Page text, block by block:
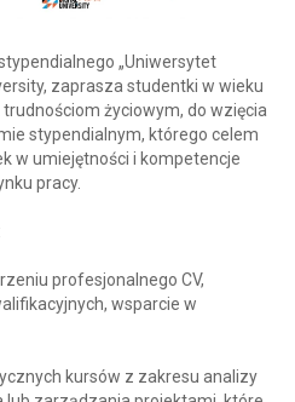
„Uniwersytet
zaprasza studentki w wieku
życiowym, do wzięcia
stypendialnym, którego celem
w umiejętności i kompetencje
pracy.
profesjonalnego CV,
wsparcie w
kursów z zakresu analizy